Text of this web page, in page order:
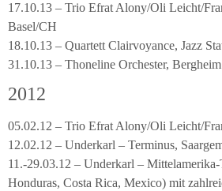
17.10.13 – Trio Efrat Alony/Oli Leicht/
Basel/CH
18.10.13 – Quartett Clairvoyance, Jazz
31.10.13 – Thoneline Orchester, Bergheim
2012
05.02.12 – Trio Efrat Alony/Oli Leicht/
12.02.12 – Underkarl – Terminus,
11.-29.03.12 – Underkarl –
Honduras, Costa Rica, Mexico) mit